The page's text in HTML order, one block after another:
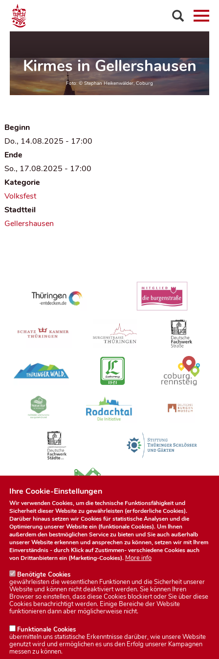
Kirmes in Gellershausen
Beginn
Do., 14.08.2025 - 17:00
Ende
So., 17.08.2025 - 17:00
Kategorie
Volksfest
Stadtteil
Gellershausen
Datenschutzerklärung
Impressum
Ihre Cookie-Einstellungen
Wir verwenden Cookies, um die technische Funktionsfähigkeit und
Sicherheit dieser Website zu gewährleisten (erforderliche Cookies).
Darüber hinaus setzen wir Cookies für statistische Analysen und die
Optimierung unserer Website ein (funktionale Cookies). Um Ihnen
außerdem den bestmöglichen Service zu bieten und Sie auch außerhalb
unserer Website erkennen und ansprechen zu können, setzen wir mit Ihrem
Einverständnis - durch Klick aufZustimmen- verschiedene Cookies auch
von Drittanbietern ein (Marketing-Cookies). More info
Benötigte Cookies
gewährleisten die wesentlichen Funktionen und die Sicherheit unserer
Website und können nicht deaktiviert werden. Sie können Ihren
Browser so einstellen, dass diese Cookies blockiert oder Sie über diese
Cookies benachrichtigt werden. Einige Bereiche der Website
funktionieren dann aber möglicherweise nicht.
Funktionale Cookies
übermitteln uns statistische Erkenntnisse darüber, wie unsere Website
genutzt wird und ermöglichen es uns den Erfolg unserer Kampagnen
messen zu können.